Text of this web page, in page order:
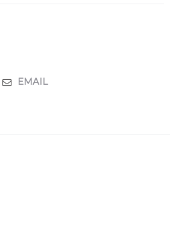
EMAIL